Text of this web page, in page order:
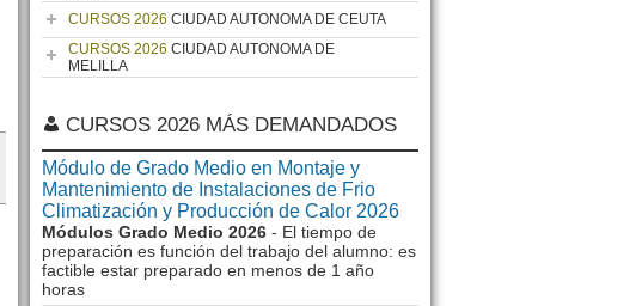
CURSOS 2026 CIUDAD AUTONOMA DE CEUTA
CURSOS 2026 CIUDAD AUTONOMA DE
MELILLA
CURSOS 2026 MÁS DEMANDADOS
Módulo de Grado Medio en Montaje y
Mantenimiento de Instalaciones de Frio
Climatización y Producción de Calor 2026
Módulos Grado Medio 2026 - El tiempo de
preparación es función del trabajo del alumno: es
factible estar preparado en menos de 1 año
horas